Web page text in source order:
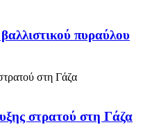
πυραύλου
στρατού στη Γάζα